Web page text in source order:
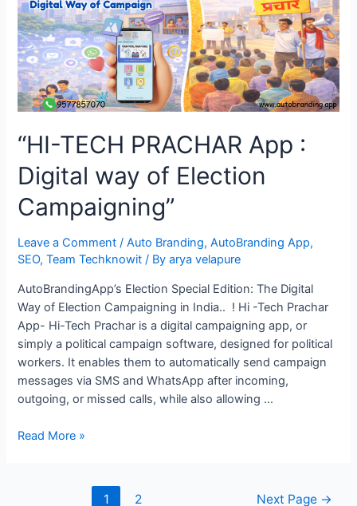
भारतातील
डिजिटल
इलेक्शन
कॅम्पेनिंग
सोल्यूशन
“HI-TECH PRACHAR App :
Digital way of Election
Campaigning”
Leave a Comment /Auto Branding,AutoBranding App,
SEO,Team Techknowit / Byarya velapure
AutoBrandingApp’s Election Special Edition: The Digital
Way of Election Campaigning in India.. ! Hi -Tech Prachar
App- Hi-Tech Prachar is a digital campaigning app, or
simply a political campaign software, designed for political
workers. It enables them to automatically send campaign
messages via SMS and WhatsApp after incoming,
outgoing, or missed calls, while also allowing …
“HI-
Read More »
1 2 Next Page →